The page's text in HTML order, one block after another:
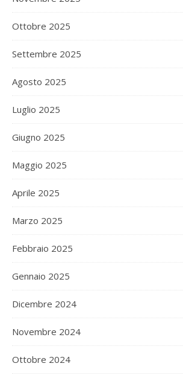
Ottobre 2025
Settembre 2025
Agosto 2025
Luglio 2025
Giugno 2025
Maggio 2025
Aprile 2025
Marzo 2025
Febbraio 2025
Gennaio 2025
Dicembre 2024
Novembre 2024
Ottobre 2024